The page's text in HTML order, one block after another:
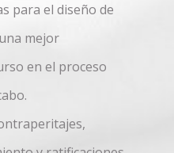
para el diseño de
mejor
en el proceso